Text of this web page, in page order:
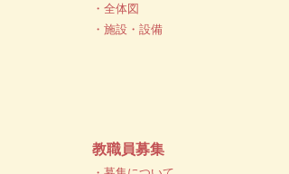
・全体図
・施設・設備
教職員募集